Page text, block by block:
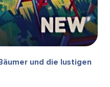
und die lustigen